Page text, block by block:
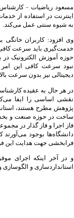
مسعود ریاضیات -
اینترنت در استفاده از
به شیوه سنتی عمل می‌کند.
وی افزود: کاربران خانگی
حوزه آموزش الکترونیک در
نبود سرعت کافی این امر
دیجیتالی نیز بدون سرعت
در هر حال به عقیده
نقشی اساسی را ایفا
پژوهش مطرح هستند،
ساخت در حوزه صنعت و
فاز اجرا و فاز گذار در
دانشگاه‌ها بوجود می‌آورند
فرابخشی جهت هدایت این
و در آخر اینکه اجرای
استانداردسازی و